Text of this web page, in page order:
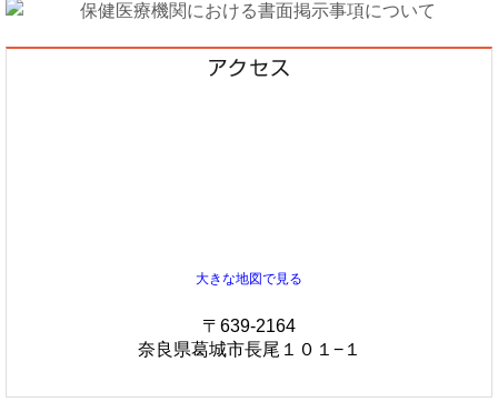
大きな地図で見る
〒639-2164
奈良県葛城市長尾１０１−１